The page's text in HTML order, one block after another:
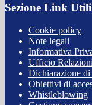
Sezione Link Utili
Cookie policy
Note legali
Informativa
Ufficio
Dichiarazione di
Obiettivi di
Whistleblowing